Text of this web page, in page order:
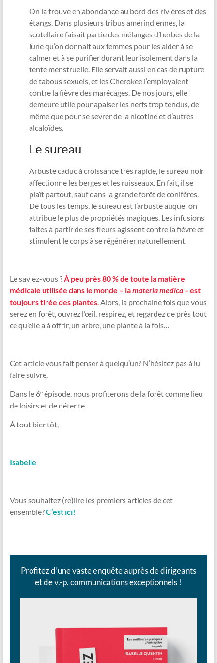
On la trouve en abondance au bord des rivières et des
étangs. Dans plusieurs tribus amérindiennes, la
scutellaire faisait partie des mélanges d’herbes de la
lune qu’on donnait aux femmes pour les aider à se
calmer et à se purifier durant leur isolement dans la
tente menstruelle. Elle servait aussi en cas de rupture
de tabous sexuels, et les Cherokee l’employaient
contre la fièvre des marécages. De nos jours, elle
demeure utile pour apaiser les nerfs trop tendus, de
même que pour se sevrer de la nicotine et d’autres
alcaloïdes.
Le sureau
Arbuste caduc à croissance très rapide, le sureau noir
affectionne les berges et les ruisseaux. En fait, il se
plaît partout, sauf dans la grande forêt de conifères.
De tous les temps, le sureau est l’arbuste auquel on
attribue le plus de propriétés magiques. Les infusions
faites à partir de ses fleurs agissent contre la fièvre et
stimulent le corps à se régénérer naturellement.
Le saviez-vous ? À peu près 80 % de toute la matière
médicale utilisée dans le monde – lamateria medica –est
toujours tirée des plantes. Alors, la prochaine fois que vous
serez en forêt, ouvrez l’œil, respirez, et regardez de près tout
ce qu’elle a à offrir, un arbre, une plante à la fois…
Cet article vous fait penser à quelqu’un? N’hésitez pas à lui
faire suivre.
Dans le 6eépisode, nous profiterons de la forêt comme lieu
de loisirs et de détente.
À tout bientôt,
Isabelle
Vous souhaitez (re)lire les premiers articles de cet
ensemble?C’est ici!
Profitez d’une vaste enquête auprès de dirigeants
et de v.-p. communications exceptionnels !